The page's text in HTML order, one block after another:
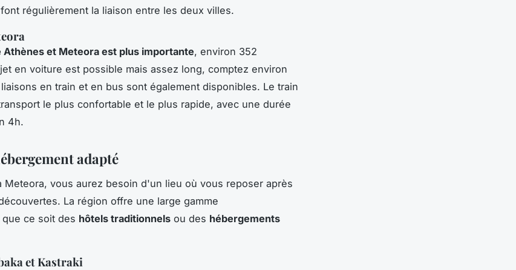
régulièrement la liaison entre les deux villes.
Athènes et Meteora est plus importante, environ 352
en voiture est possible mais assez long, comptez environ
en train et en bus sont également disponibles. Le train
le plus confortable et le plus rapide, avec une durée
4h.
adapté
Meteora, vous aurez besoin d'un lieu où vous reposer après
La région offre une large gamme
ce soit des hôtels traditionnels ou des hébergements
et Kastraki